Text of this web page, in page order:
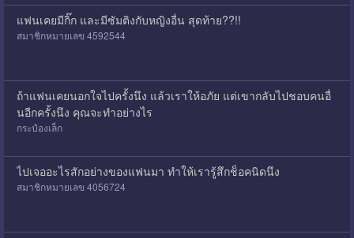
แฟนเคยมีกิ๊ก และมีซัมติงกับหญิงอื่น สุดท้าย??!!
สมาชิกหมายเลข 4592544
ถ้าแฟนเคยนอกใจไปครั้งนึง แล้วเราให้อภัย แต่เขากลับไปชอบคนอื่
นอีกครั้งนึง คุณจะทำอย่างไร
กระป๋องเล็ก
ไปเจออะไรสักอย่างของแฟนมา ทำให้เรารู้สึกช็อคนิดนึง
สมาชิกหมายเลข 4056724